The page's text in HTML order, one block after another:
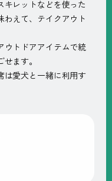
キレットなどを使った
わえて、テイクアウト
ウトドアアイテムで統
ます。
は愛犬と一緒に利用す